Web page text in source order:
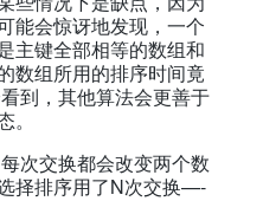
能会惊讶地发现，一个
主键全部相等的数组和
数组所用的排序时间竟
到，其他算法会更善于
次交换都会改变两个数
择排序用了N次交换—-